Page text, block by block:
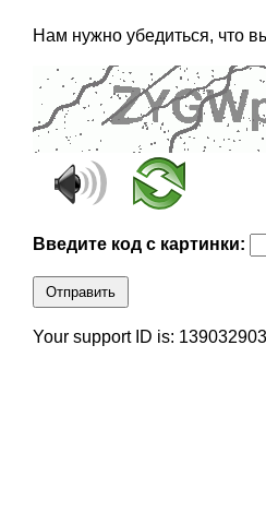
Нам нужно убедиться, что
Введите код с картинки:
Отправить
Your support ID is: